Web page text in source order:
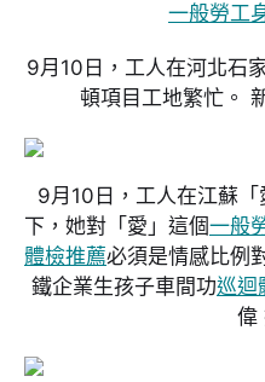
一般勞工
9月10日，工人在河北石
頓項目工地繁忙。
9月10日，工人在江蘇
下，她對「愛」這個一般
體檢推薦必須是情感比例
鐵企業生孩子車間功巡迴
偉